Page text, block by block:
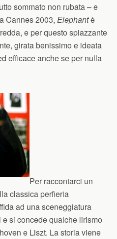
sommato non rubata – e
Cannes 2003, Elephantè
e per questo spiazzante
girata benissimo e ideata
efficace anche se per nulla
Per raccontarci un
classica perfieria
ad una sceneggiatura
si concede qualche lirismo
e Liszt. La storia viene